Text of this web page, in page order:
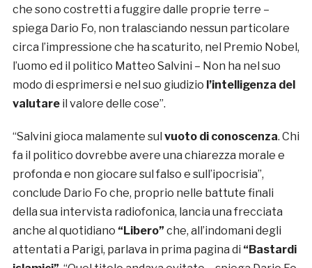
che sono costretti a fuggire dalle proprie terre –
spiega Dario Fo, non tralasciando nessun particolare
circa l’impressione che ha scaturito, nel Premio Nobel,
l’uomo ed il politico Matteo Salvini – Non ha nel suo
modo di esprimersi e nel suo giudizio l’intelligenza del
valutareil valore delle cose”.
“Salvini gioca malamente sul vuoto di conoscenza. Chi
fa il politico dovrebbe avere una chiarezza morale e
profonda e non giocare sul falso e sull’ipocrisia”,
conclude Dario Fo che, proprio nelle battute finali
della sua intervista radiofonica, lancia una frecciata
anche al quotidiano “Libero” che, all’indomani degli
attentati a Parigi, parlava in prima pagina di “Bastardi